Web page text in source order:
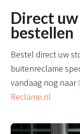
Direct
bestellen
Bestel direct uw
buitenreclame
vandaag nog naar
Reclame.nl